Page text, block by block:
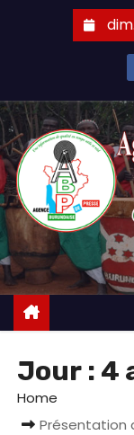
Jour : 4
Home
Présentation